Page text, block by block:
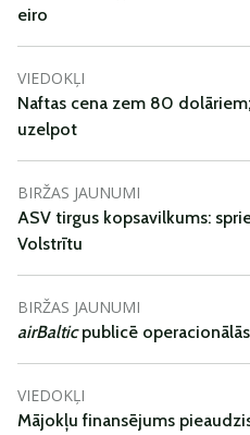
eiro
VIEDOKĻI
Naftas cena zem 80
uzelpot
BIRŽAS JAUNUMI
ASV tirgus kopsavilkums:
Volstrītu
BIRŽAS JAUNUMI
airBalticpublicē
VIEDOKĻI
Mājokļu finansējums